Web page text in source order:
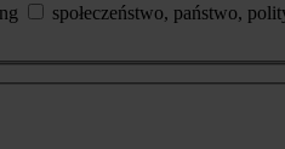
społeczeństwo, państwo,